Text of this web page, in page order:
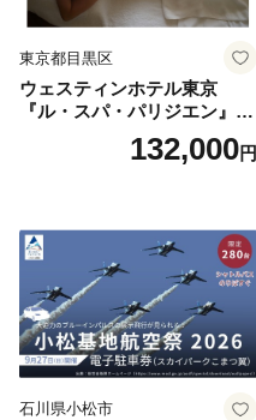
東京都目黒区
ウェスティンホテル東京
『ル・スパ・パリジエン』選
べるボディセラピー90分/1名
132,000円
石川県小松市